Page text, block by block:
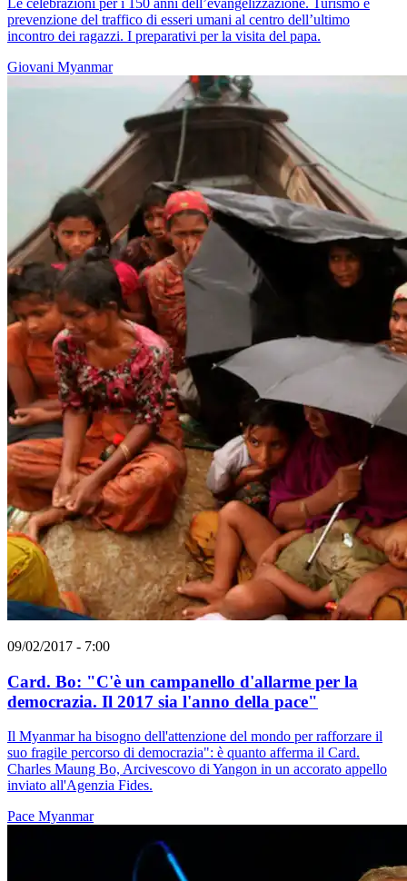
prevenzione del traffico di esseri umani al centro dell’ultimo
incontro dei ragazzi. I preparativi per la visita del papa.
Giovani Myanmar
09/02/2017 - 7:00
Card. Bo: "C'è un campanello d'allarme per la
democrazia. Il 2017 sia l'anno della pace"
Il Myanmar ha bisogno dell'attenzione del mondo per rafforzare il
suo fragile percorso di democrazia": è quanto afferma il Card.
Charles Maung Bo, Arcivescovo di Yangon in un accorato appello
inviato all'Agenzia Fides.
Pace Myanmar